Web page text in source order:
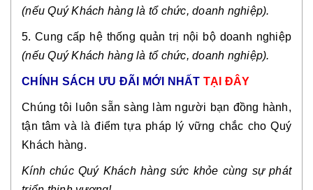
(nếu Quý Khách hàng là tổ chức, doanh nghiệp).
5. Cung cấp hệ thống quản trị nội bộ doanh nghiệp
(nếu Quý Khách hàng là tổ chức, doanh nghiệp).
CHÍNH SÁCH ƯU ĐÃI MỚI NHẤT TẠI ĐÂY
Chúng tôi luôn sẵn sàng làm người bạn đồng hành,
tận tâm và là điểm tựa pháp lý vững chắc cho Quý
Khách hàng.
Kính chúc Quý Khách hàng sức khỏe cùng sự phát